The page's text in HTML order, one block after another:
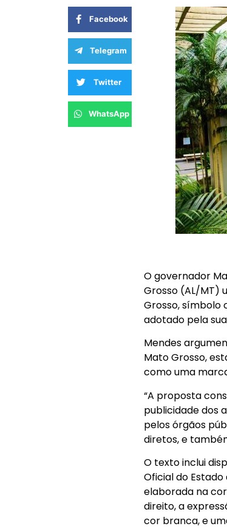
Facebook
Telegram
Twitter
WhatsApp
Ogovernador
Grosso (AL/MT)
Grosso, símbolo
adotado pela
Mendes
Mato Grosso,
como uma
“A proposta
publicidade dos
pelos órgãos
diretos, e
O texto inclui
Oficial do
elaborada na
direito, a
cor branca, e